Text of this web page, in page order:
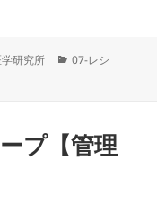
研究所
カ
07-レシ
プ【管理